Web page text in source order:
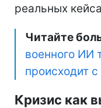
реальных
Читайте
военного ИИ
происходит
Кризис как